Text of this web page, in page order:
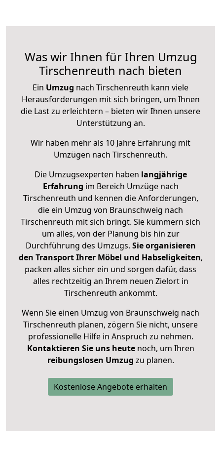
Was wir Ihnen für Ihren Umzug
Tirschenreuth nach bieten
Ein Umzug nach Tirschenreuth kann viele
Herausforderungen mit sich bringen, um Ihnen
die Last zu erleichtern – bieten wir Ihnen unsere
Unterstützung an.
Wir haben mehr als 10 Jahre Erfahrung mit
Umzügen nach Tirschenreuth.
Die Umzugsexperten haben langjährige
Erfahrung im Bereich Umzüge nach
Tirschenreuth und kennen die Anforderungen,
die ein Umzug von Braunschweig nach
Tirschenreuth mit sich bringt. Sie kümmern sich
um alles, von der Planung bis hin zur
Durchführung des Umzugs. Sie organisieren
den Transport Ihrer Möbel und Habseligkeiten,
packen alles sicher ein und sorgen dafür, dass
alles rechtzeitig an Ihrem neuen Zielort in
Tirschenreuth ankommt.
Wenn Sie einen Umzug von Braunschweig nach
Tirschenreuth planen, zögern Sie nicht, unsere
professionelle Hilfe in Anspruch zu nehmen.
Kontaktieren Sie uns heutenoch, um Ihren
reibungslosen Umzug zu planen.
Kostenlose Angebote erhalten